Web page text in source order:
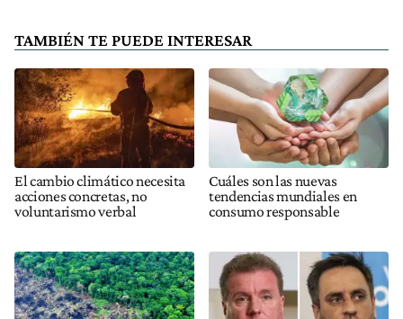
TAMBIÉN TE PUEDE INTERESAR
El cambio climático necesita
acciones concretas, no
voluntarismo verbal
Cuáles son las nuevas
tendencias mundiales en
consumo responsable